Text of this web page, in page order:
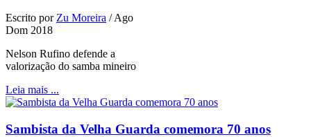
Escrito por Zu Moreira /Ago
Dom 2018
Nelson Rufino defende a
valorização do samba mineiro
Leia mais ...
Sambista da Velha Guarda comemora 70 anos